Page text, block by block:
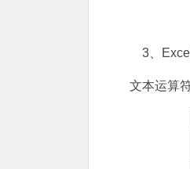
3、
文本运算